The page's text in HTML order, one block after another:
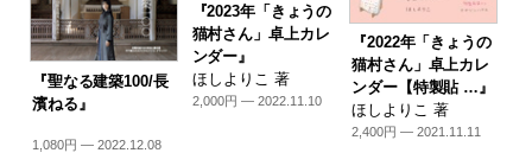
『聖なる建築100/長
濱ねる』
1,080円 — 2022.12.08
『2023年「きょうの
猫村さん」卓上カレ
ンダー』
ほしよりこ 著
2,000円 — 2022.11.10
『2022年「きょうの
猫村さん」卓上カレ
ンダー【特製貼 …』
ほしよりこ 著
2,400円 — 2021.11.11